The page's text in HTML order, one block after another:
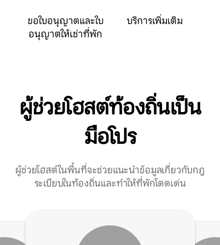
ขอใบอนุญาตและใบ
อนุญาตให้เช่าที่พัก
บริการเพิ่มเติม
ผู้ช่วยโฮสต์ท้องถิ่นเป็น
มือโปร
ผู้ช่วยโฮสต์ในพื้นที่จะช่วยแนะนำข้อมูลเกี่ยวกับกฎ
ระเบียบในท้องถิ่นและทำให้ที่พักโดดเด่น